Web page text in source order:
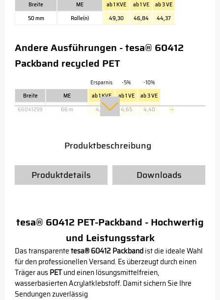
Breite
ME ab 1 KVE ab 1 VE
ab 3 VE
50 mm
Rolle(n) 49,30 46,84 44,37
Andere Ausführungen - tesa® 60412
Packband recycled PET
Ersparnis -5%
-10%
Breite
ME ab 1 KVE ab 1 VE
ab 3 VE
66041259
66 m 4,90 4,65 4,40 →
Produktbeschreibung
Produktdetails Downloads
tesa® 60412 PET-Packband - Hochwertig
und Leistungsstark
Das transparentetesa® 60412 Packbandist die ideale Wahl
für den professionellen Versand. Es überzeugt durch einen
Träger ausPETund einen lösungsmittelfreien,
wasserbasierten Acrylatklebstoff. Damit sichern Sie Ihre
Sendungen zuverlässig